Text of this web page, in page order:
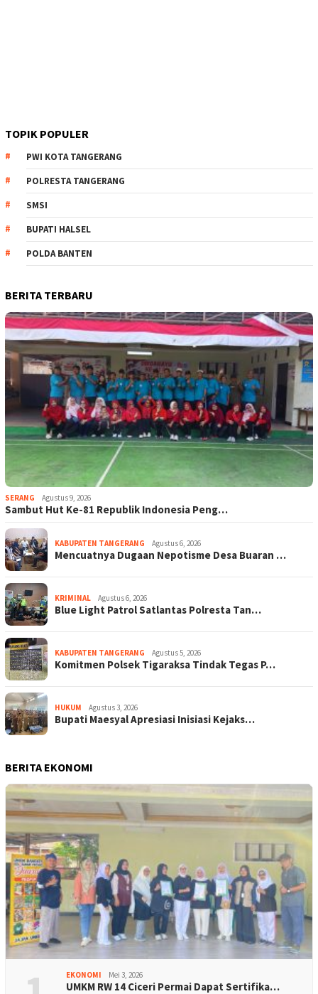
TOPIK POPULER
PWI KOTA TANGERANG
POLRESTA TANGERANG
SMSI
BUPATI HALSEL
POLDA BANTEN
BERITA TERBARU
SERANG Agustus 9, 2026
Sambut Hut Ke-81 Republik Indonesia Peng…
KABUPATEN TANGERANG Agustus 6, 2026
Mencuatnya Dugaan Nepotisme Desa Buaran …
KRIMINAL Agustus 6, 2026
Blue Light Patrol Satlantas Polresta Tan…
KABUPATEN TANGERANG Agustus 5, 2026
Komitmen Polsek Tigaraksa Tindak Tegas P…
HUKUM Agustus 3, 2026
Bupati Maesyal Apresiasi Inisiasi Kejaks…
BERITA EKONOMI
EKONOMI Mei 3, 2026
UMKM RW 14 Ciceri Permai Dapat Sertifika…